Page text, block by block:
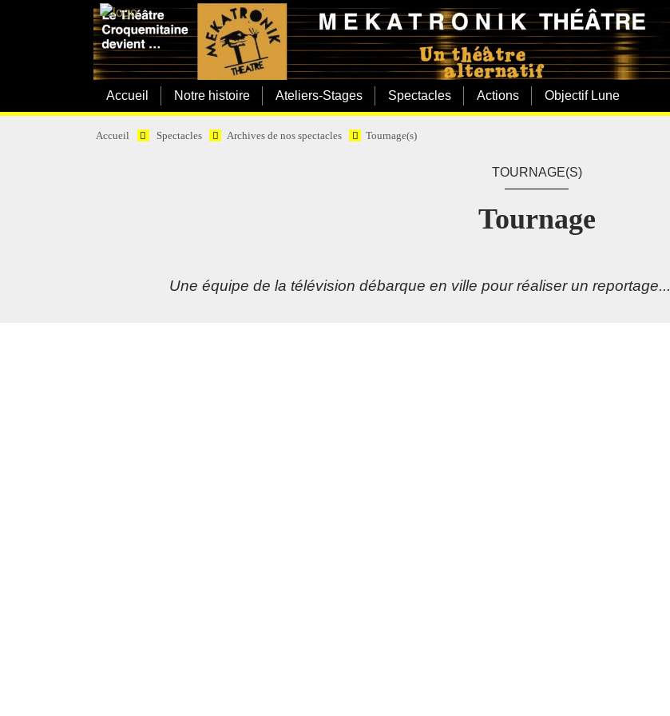
Accueil Notre histoire Ateliers-Stages Spectacles Actions Objectif Lune
Accueil Spectacles Archives de nos spectacles Tournage(s)
TOURNAGE(S)
Tournage
Une équipe de la télévision débarque en ville pour réaliser un reportage...